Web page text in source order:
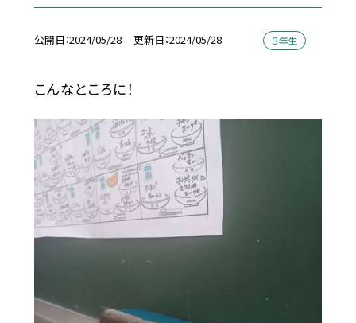
公開日 2024/05/28 更新日 2024/05/28 ３年生
こんなところに！